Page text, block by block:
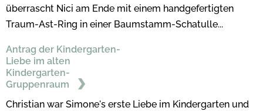
überrascht Nici am Ende mit einem handgefertigten
Traum-Ast-Ring in einer Baumstamm-Schatulle...
Antrag der Kindergarten-
Liebe im alten
Kindergarten-
Gruppenraum
Christian war Simone's erste Liebe im Kindergarten und